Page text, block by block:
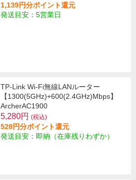
1,139円分ポイント還元
発送目安：5営業日
TP-Link Wi-Fi無線LANルーター
【1300(5GHz)+600(2.4GHz)Mbps】
ArcherAC1900
5,280円 (税込)
528円分ポイント還元
発送目安：即納（在庫残りわずか）